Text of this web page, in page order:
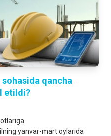
qancha
etildi?
yanvar-mart oylarida